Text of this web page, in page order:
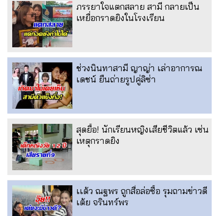
ภรรยาใจแตกสลาย สามี กลายเป็น
เหยื่อกราดยิงในโรงเรียน
ช่วงนินทาสามี ญาญ่า เล่าอาการณ
เดชน์ ยืนถ่ายรูปคู่ลิซ่า
สุดยื้อ! นักเรียนหญิงเสียชีวิตแล้ว เซ่น
เหตุกราดยิง
เเต้ว ณฐพร ถูกสื่อล่อซื้อ รุมถามข่าวดี
เต้ย จรินทร์พร